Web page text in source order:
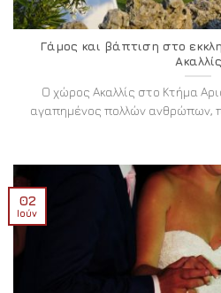
Γάμος και βάπτιση στο
Ακαλλίς
Ο χώρος Ακαλλίς στο Κτήμα
αγαπημένος πολλών ανθρώπων,
02
Ιούν